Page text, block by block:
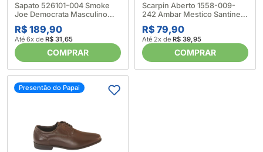
Sapato 526101-004 Smoke
Joe Democrata Masculino
660180_Marrom
R$ 189,90
Até 6x de R$ 31,65
COMPRAR
Scarpin Aberto 1558-009-
242 Ambar Mestico Santinelli
666995_Marrom
R$ 79,90
Até 2x de R$ 39,95
COMPRAR
Presentão do Papai